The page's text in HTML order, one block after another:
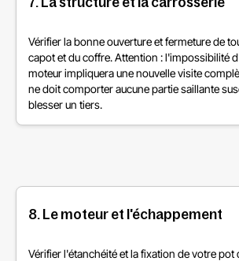
Vérifier la bonne ouverture et fermeture de
capot et du coffre. Attention : l'impossibilité
moteur impliquera une nouvelle visite
ne doit comporter aucune partie saillante
blesser un tiers.
8. Le moteur et l'échappement
Vérifier l'étanchéité et la fixation de votre